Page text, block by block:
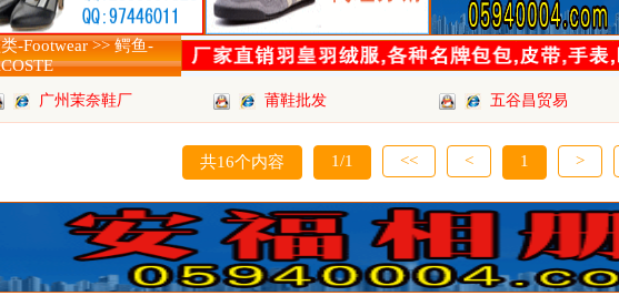
-Footwear >> 鳄鱼-
广州茉奈鞋厂 莆鞋批发 五谷昌贸易
共16个内容 1/1 << < 1 >